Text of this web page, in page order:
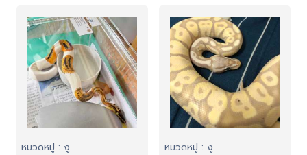
หมวดหมู่ : งู หมวดหมู่ : งู